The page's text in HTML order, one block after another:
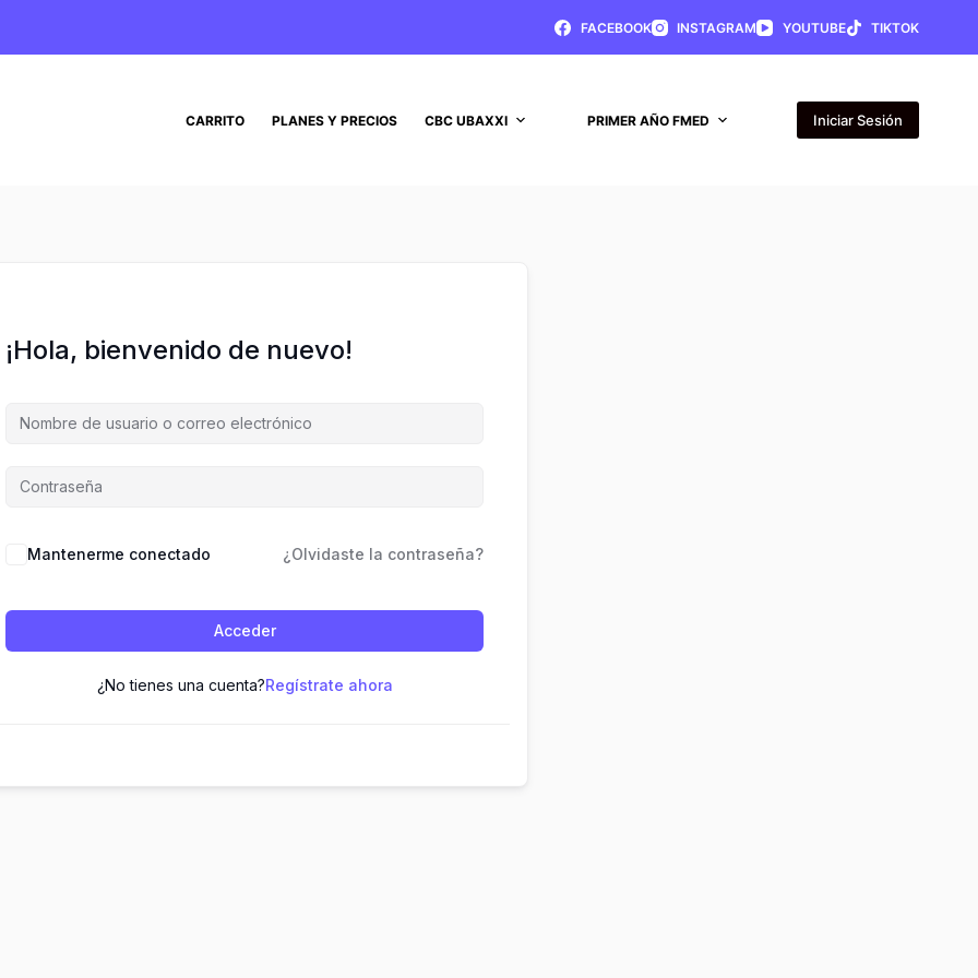
FACEBOOK INSTAGRAM YOUTUBE TIKTOK
CARRITO PLANES Y PRECIOS CBC UBAXXI PRIMER AÑO FMED Iniciar Sesión
¡Hola, bienvenido de nuevo!
Mantenerme conectado ¿Olvidaste la contraseña?
Acceder
¿No tienes una cuenta?Regístrate ahora